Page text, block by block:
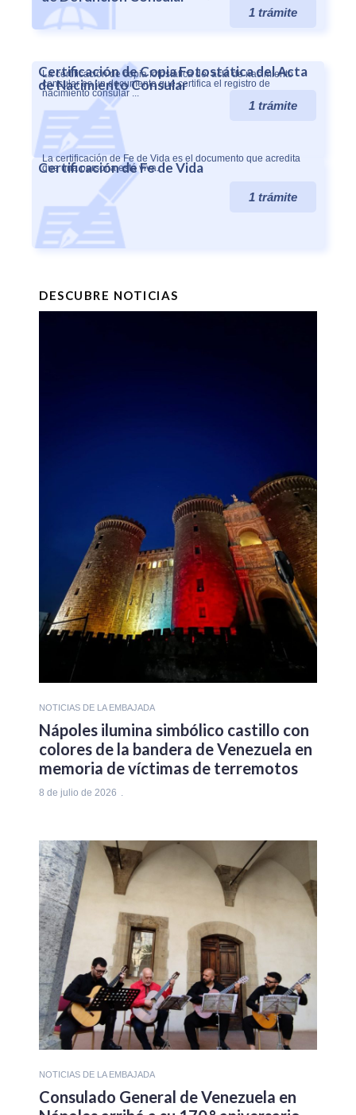
1 trámite
Certificación de Copia Fotostática del Acta
de Nacimiento Consular
La certificación de copia fotostática del acta de nacimiento
consular es un documento que certifica el registro de
nacimiento consular ...
1 trámite
Certificación de Fe de Vida
La certificación de Fe de Vida es el documento que acredita
que una persona está viva.
1 trámite
DESCUBRE NOTICIAS
NOTICIAS DE LA EMBAJADA
Nápoles ilumina simbólico castillo con
colores de la bandera de Venezuela en
memoria de víctimas de terremotos
8 de julio de 2026
NOTICIAS DE LA EMBAJADA
Consulado General de Venezuela en